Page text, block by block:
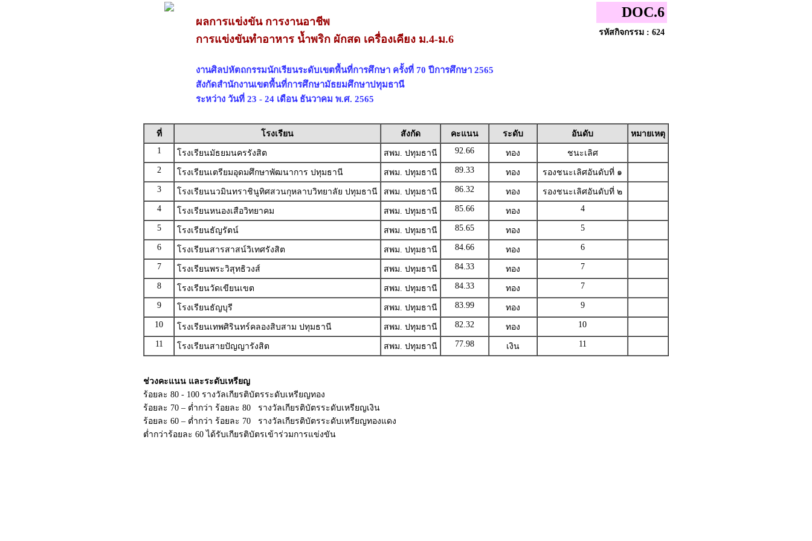
ผลการแข่งขัน การงานอาชีพ
การแข่งขันทำอาหาร น้ำพริก ผักสด เครื่องเคียง ม.4-ม.6
งานศิลปหัตถกรรมนักเรียนระดับเขตพื้นที่การศึกษา ครั้งที่ 70 ปีการศึกษา 2565
สังกัดสำนักงานเขตพื้นที่การศึกษามัธยมศึกษาปทุมธานี
ระหว่าง วันที่ 23 - 24 เดือน ธันวาคม พ.ศ. 2565
DOC.6
รหัสกิจกรรม : 624
ที่ โรงเรียน สังกัด คะแนน ระดับ อันดับ
หมายเหตุ
1
โรงเรียนมัธยมนครรังสิต สพม. ปทุมธานี 92.66 ทอง
ชนะเลิศ
2
โรงเรียนเตรียมอุดมศึกษาพัฒนาการ ปทุมธานี สพม. ปทุมธานี 89.33 ทอง
รองชนะเลิศอันดับที่ ๑
3
โรงเรียนนวมินทราชินูทิศสวนกุหลาบวิทยาลัย ปทุมธานี สพม. ปทุมธานี 86.32 ทอง
รองชนะเลิศอันดับที่ ๒
4
โรงเรียนหนองเสือวิทยาคม สพม. ปทุมธานี 85.66 ทอง 4
5 โรงเรียนธัญรัตน์ สพม. ปทุมธานี 85.65 ทอง 5
6 โรงเรียนสารสาสน์วิเทศรังสิต สพม. ปทุมธานี 84.66 ทอง 6
7 โรงเรียนพระวิสุทธิวงส์ สพม. ปทุมธานี 84.33 ทอง 7
8 โรงเรียนวัดเขียนเขต สพม. ปทุมธานี 84.33 ทอง 7
9 โรงเรียนธัญบุรี สพม. ปทุมธานี 83.99 ทอง 9
10 โรงเรียนเทพศิรินทร์คลองสิบสาม ปทุมธานี สพม. ปทุมธานี 82.32 ทอง 10
11 โรงเรียนสายปัญญารังสิต สพม. ปทุมธานี 77.98 เงิน 11
ช่วงคะแนน และระดับเหรียญ
ร้อยละ 80 - 100 รางวัลเกียรติบัตรระดับเหรียญทอง
ร้อยละ 70 – ต่ำกว่า ร้อยละ 80 รางวัลเกียรติบัตรระดับเหรียญเงิน
ร้อยละ 60 – ต่ำกว่า ร้อยละ 70 รางวัลเกียรติบัตรระดับเหรียญทองแดง
ต่ำกว่าร้อยละ 60 ได้รับเกียรติบัตรเข้าร่วมการแข่งขัน